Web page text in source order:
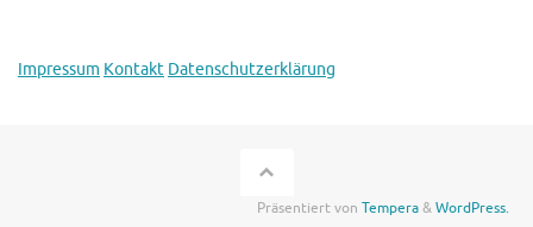
Impressum Kontakt Datenschutzerklärung
Präsentiert von Tempera&WordPress.